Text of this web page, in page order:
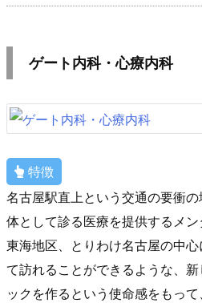
ゲート内科・心療内科
特徴
名古屋駅直上という交通の要衝
体として診る医療を提供するメン
東海地区、とりわけ名古屋の中
て訪れることができるような、
ックを作るという使命感をもっ